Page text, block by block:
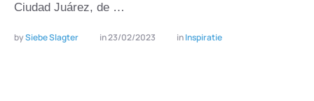
Ciudad Juárez, de …
by Siebe Slagter in 23/02/2023 in Inspiratie